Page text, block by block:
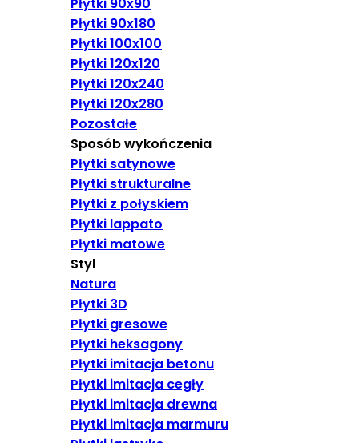
Płytki 90x90
Płytki 90x180
Płytki 100x100
Płytki 120x120
Płytki 120x240
Płytki 120x280
Pozostałe
Sposób wykończenia
Płytki satynowe
Płytki strukturalne
Płytki z połyskiem
Płytki lappato
Płytki matowe
Styl
Natura
Płytki 3D
Płytki gresowe
Płytki heksagony
Płytki imitacja betonu
Płytki imitacja cegły
Płytki imitacja drewna
Płytki imitacja marmuru